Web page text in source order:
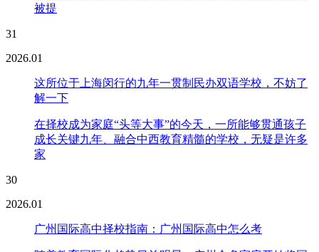
被提
31
2026.01
这所位于上海闵行的九年一贯制民办双语学校，不妨了
解一下
在择校成为家庭“头等大事”的今天，一所能够贯通孩子
成长关键九年、融合中西教育精髓的学校，无疑是许多
家
30
2026.01
广州国际高中择校指南：广州国际高中怎么考